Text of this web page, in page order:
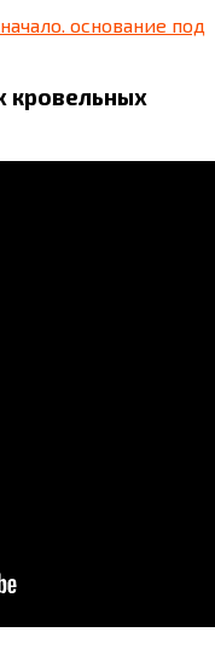
основание под
кровельных